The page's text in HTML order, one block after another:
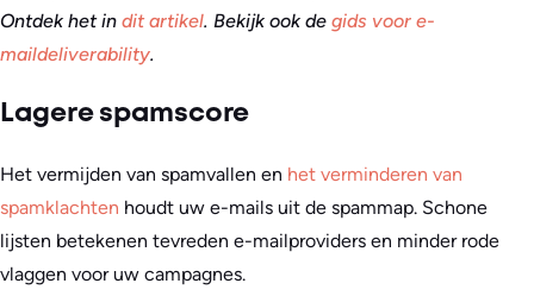
Ontdek het in dit artikel. Bekijk ook de gids voor e-
maildeliverability.
Lagere spamscore
Het vermijden van spamvallen en het verminderen van
spamklachten houdt uw e-mails uit de spammap. Schone
lijsten betekenen tevreden e-mailproviders en minder rode
vlaggen voor uw campagnes.